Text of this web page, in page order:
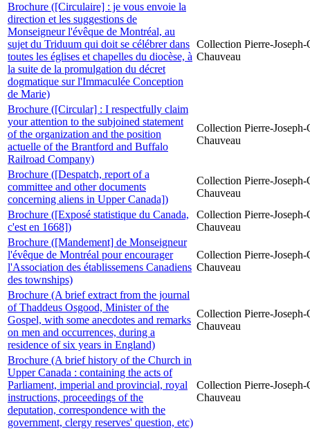
Brochure ([Circulaire] : je vous envoie la
direction et les suggestions de
Monseigneur l'évêque de Montréal, au
sujet du Triduum qui doit se célébrer dans
toutes les églises et chapelles du diocèse, à
la suite de la promulgation du décret
dogmatique sur l'Immaculée Conception
de Marie)
Collection Pierre-
Chauveau
Brochure ([Circular] : I respectfully claim
your attention to the subjoined statement
of the organization and the position
actuelle of the Brantford and Buffalo
Railroad Company)
Collection Pierre-
Chauveau
Brochure ([Despatch, report of a
committee and other documents
concerning aliens in Upper Canada])
Collection Pierre-
Chauveau
Brochure ([Exposé statistique du Canada,
c'est en 1668])
Collection Pierre-
Chauveau
Brochure ([Mandement] de Monseigneur
l'évêque de Montréal pour encourager
l'Association des établissemens Canadiens
des townships)
Collection Pierre-
Chauveau
Brochure (A brief extract from the journal
of Thaddeus Osgood, Minister of the
Gospel, with some anecdotes and remarks
on men and occurrences, during a
residence of six years in England)
Collection Pierre-
Chauveau
Brochure (A brief history of the Church in
Upper Canada : containing the acts of
Parliament, imperial and provincial, royal
instructions, proceedings of the
deputation, correspondence with the
government, clergy reserves' question, etc)
Collection Pierre-
Chauveau